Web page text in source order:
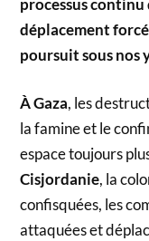
processus continu
déplacement
poursuit sous nos
À Gaza, les
la famine et le
espace toujours
Cisjordanie, la
confisquées, les
attaquées et